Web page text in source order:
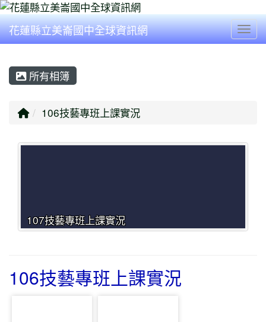
花蓮縣立美崙國中全球資訊網
所有相簿
回首頁
106技藝專班上課實況
107技藝專班上課實況
106技藝專班上課實況